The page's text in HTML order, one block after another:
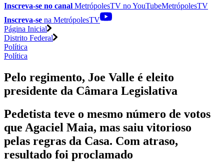
Inscreva-se no canal MetrópolesTV noYouTubeMetrópolesTV
Inscreva-se na MetrópolesTV
Página Inicial
Distrito Federal
Política
Política
Pelo regimento, Joe Valle é eleito
presidente da Câmara Legislativa
Pedetista teve o mesmo número de votos
que Agaciel Maia, mas saiu vitorioso
pelas regras da Casa. Com atraso,
resultado foi proclamado